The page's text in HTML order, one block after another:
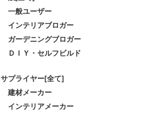
一般ユーザー
インテリアブロガー
ガーデニングブロガー
ＤＩＹ・セルフビルド
サプライヤー[全て]
建材メーカー
インテリアメーカー